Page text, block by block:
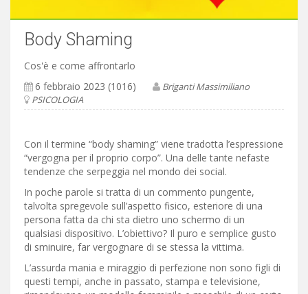
Body Shaming
Cos'è e come affrontarlo
6 febbraio 2023 (1016)
Briganti Massimiliano
PSICOLOGIA
Con il termine “body shaming” viene tradotta l’espressione
“vergogna per il proprio corpo”. Una delle tante nefaste
tendenze che serpeggia nel mondo dei social.
In poche parole si tratta di un commento pungente,
talvolta spregevole sull’aspetto fisico, esteriore di una
persona fatta da chi sta dietro uno schermo di un
qualsiasi dispositivo. L’obiettivo? Il puro e semplice gusto
di sminuire, far vergognare di se stessa la vittima.
L’assurda mania e miraggio di perfezione non sono figli di
questi tempi, anche in passato, stampa e televisione,